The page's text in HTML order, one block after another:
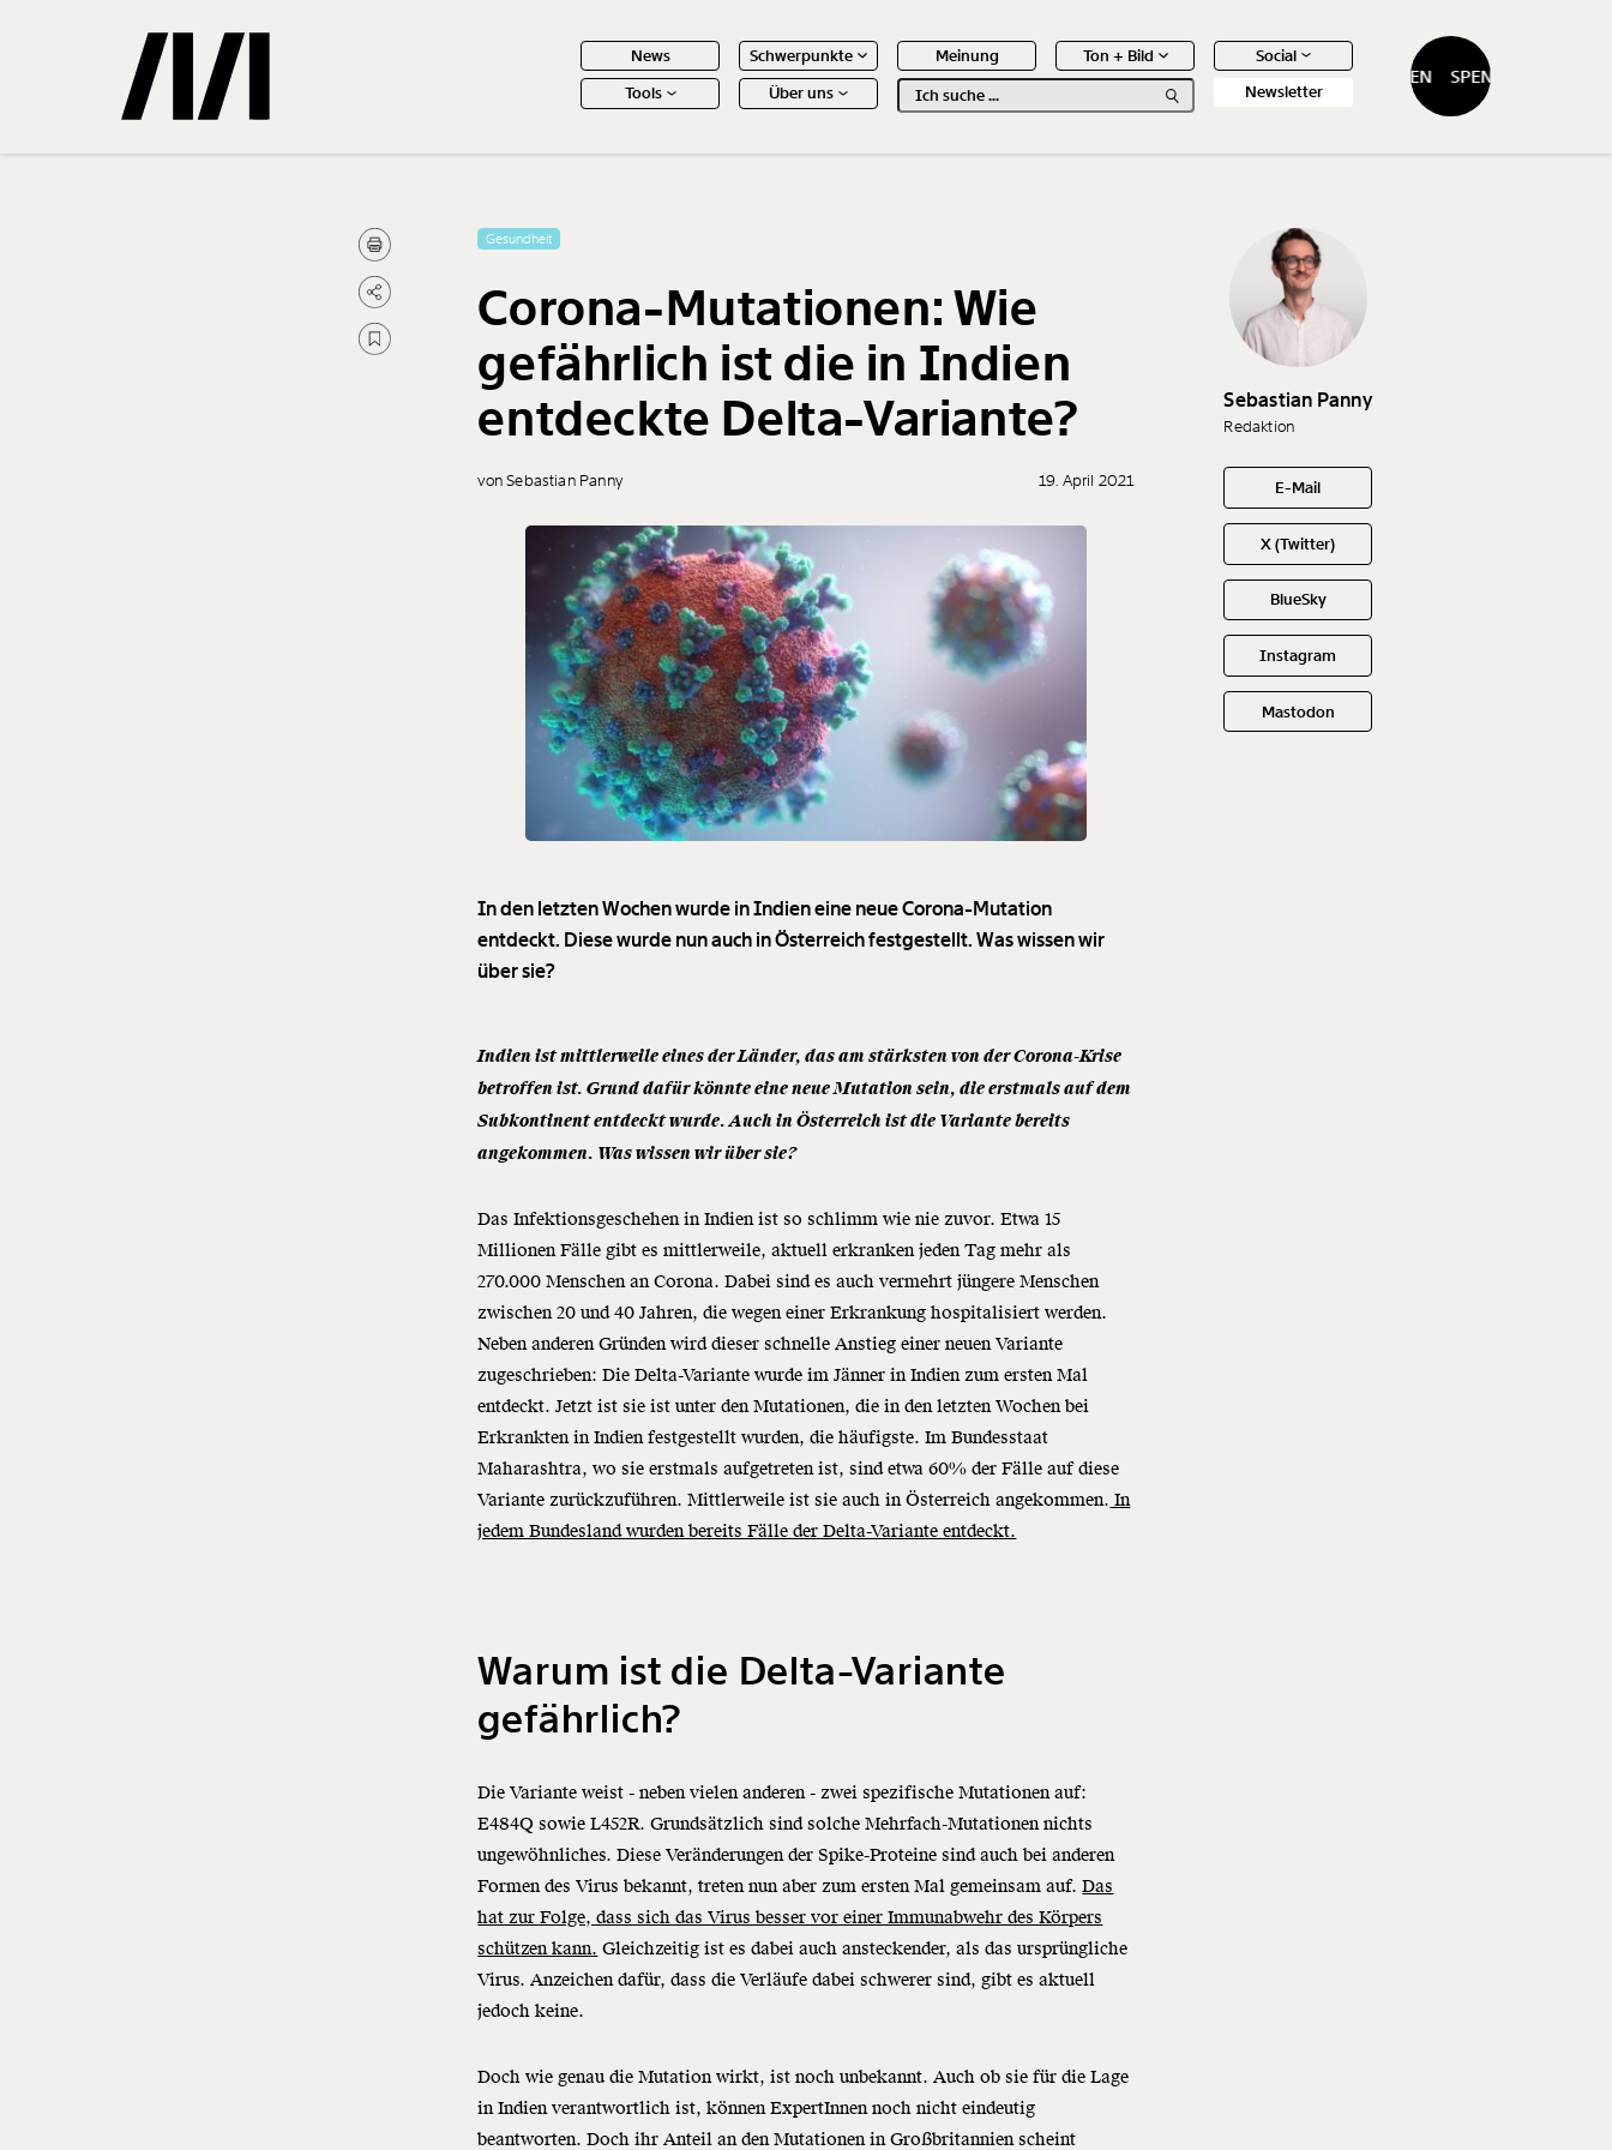
News Schwerpunkte Meinung Ton + Bild
Social
Tools
Über uns Newsletter
SPENDEN SPENDEN
Gemerkte Inhalte
Treffer Artikel
Gesundheit
Corona-Mutationen: Wie
gefährlich ist die in Indien
entdeckte Delta-Variante?
von Sebastian Panny 19. April 2021
In den letzten Wochen wurde in Indien eine neue Corona-Mutation
entdeckt. Diese wurde nun auch in Österreich festgestellt. Was wissen wir
über sie?
Indien ist mittlerweile eines der Länder, das am stärksten von der Corona-Krise
betroffen ist. Grund dafür könnte eine neue Mutation sein, die erstmals auf dem
Subkontinent entdeckt wurde. Auch in Österreich ist die Variante bereits
angekommen. Was wissen wir über sie?
Das Infektionsgeschehen in Indien ist so schlimm wie nie zuvor. Etwa 15
Millionen Fälle gibt es mittlerweile, aktuell erkranken jeden Tag mehr als
270.000 Menschen an Corona. Dabei sind es auch vermehrt jüngere Menschen
zwischen 20 und 40 Jahren, die wegen einer Erkrankung hospitalisiert werden.
Neben anderen Gründen wird dieser schnelle Anstieg einer neuen Variante
zugeschrieben: Die Delta-Variante wurde im Jänner in Indien zum ersten Mal
entdeckt. Jetzt ist sie ist unter den Mutationen, die in den letzten Wochen bei
Erkrankten in Indien festgestellt wurden, die häufigste. Im Bundesstaat
Maharashtra, wo sie erstmals aufgetreten ist, sind etwa 60% der Fälle auf diese
Variante zurückzuführen. Mittlerweile ist sie auch in Österreich angekommen. In
jedem Bundesland wurden bereits Fälle der Delta-Variante entdeckt.
Warum ist die Delta-Variante
gefährlich?
Die Variante weist - neben vielen anderen - zwei spezifische Mutationen auf:
E484Q sowie L452R. Grundsätzlich sind solche Mehrfach-Mutationen nichts
ungewöhnliches. Diese Veränderungen der Spike-Proteine sind auch bei anderen
Formen des Virus bekannt, treten nun aber zum ersten Mal gemeinsam auf.Das
hat zur Folge, dass sich das Virus besser vor einer Immunabwehr des Körpers
schützen kann. Gleichzeitig ist es dabei auch ansteckender, als das ursprüngliche
Virus. Anzeichen dafür, dass die Verläufe dabei schwerer sind, gibt es aktuell
jedoch keine.
Doch wie genau die Mutation wirkt, ist noch unbekannt. Auch ob sie für die Lage
in Indien verantwortlich ist, können ExpertInnen noch nicht eindeutig
beantworten. Doch ihr Anteil an den Mutationen in Großbritannien scheint
Sebastian Panny
Redaktion
E-Mail
X (Twitter)
BlueSky
Instagram
Mastodon